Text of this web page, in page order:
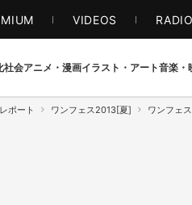
VIDEOS RADIO
社会アニメ・漫画イラスト・アート音楽・
レポート ワンフェス2013[夏] ワンフェ